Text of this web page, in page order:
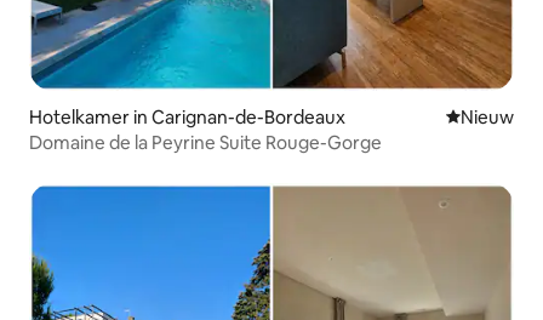
Hotelkamer in Carignan-de-Bordeaux Nieuwe
Nieuw
Domaine de la Peyrine Suite Rouge-Gorge